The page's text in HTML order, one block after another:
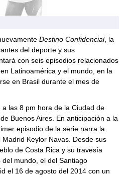
Destino Confidencial, la
del deporte y sus
con seis episodios relacionados
Latinoamérica y el mundo, en la
en Brasil durante el mes de
las 8 pm hora de la Ciudad de
Buenos Aires. En anticipación a la
episodio de la serie narra la
Keylor Navas. Desde sus
de Costa Rica y su travesía
mundo, el del Santiago
el 16 de agosto del 2014 con un